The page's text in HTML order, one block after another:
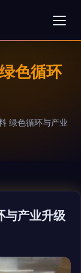
色循环
绿色循环与产业
与产业升级